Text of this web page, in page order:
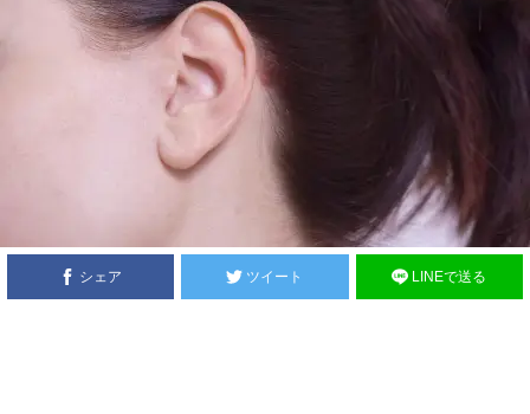
シェア ツイート LINEで送る